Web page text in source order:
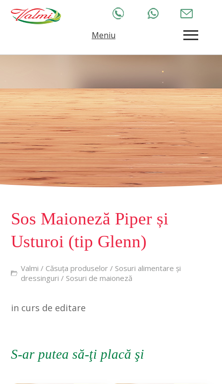
Meniu
Sos Maioneză Piper și
Usturoi (tip Glenn)
Valmi / Căsuța produselor / Sosuri alimentare și
dressinguri / Sosuri de maioneză
in curs de editare
S-ar putea să-ţi placă şi